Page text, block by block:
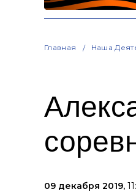
Главная Наша
09 декабря 2019,